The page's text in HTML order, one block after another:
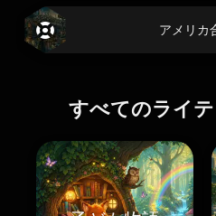
アメリカ
すべてのライ